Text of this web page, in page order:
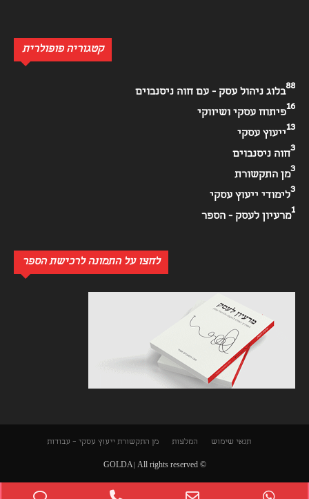
קטגוריה פופולרית
בלוג ניהול עסק - עם חוה ניסנבוים
88
פיתוח עסקי ושיווקי
16
ייעוץ עסקי
13
חוה ניסנבוים
3
מן התקשורת
3
לימודי ייעוץ עסקי
3
מרעיון לעסק - הספר
1
לחצו על התמונה לרכישת הספר
תנאי שימוש המלצות מן התקשורת ייעוץ עסקי – עבודות
© GOLDA| All rights reserved